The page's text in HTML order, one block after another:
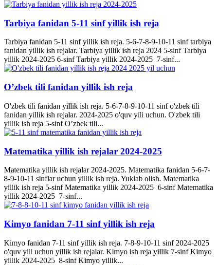
Tarbiya fanidan 5-11 sinf yillik ish reja
Tarbiya fanidan 5-11 sinf yillik ish reja. 5-6-7-8-9-10-11 sinf tarbiya
fanidan yillik ish rejalar. Tarbiya yillik ish reja 2024 5-sinf Tarbiya
yillik 2024-2025 6-sinf Tarbiya yillik 2024-2025 7-sinf...
O’zbek tili fanidan yillik ish reja
O'zbek tili fanidan yillik ish reja. 5-6-7-8-9-10-11 sinf o'zbek tili
fanidan yillik ish rejalar. 2024-2025 o'quv yili uchun. O'zbek tili
yillik ish reja 5-sinf O’zbek tili...
Matematika yillik ish rejalar 2024-2025
Matematika yillik ish rejalar 2024-2025. Matematika fanidan 5-6-7-
8-9-10-11 sinflar uchun yillik ish reja. Yuklab olish. Matematika
yillik ish reja 5-sinf Matematika yillik 2024-2025 6-sinf Matematika
yillik 2024-2025 7-sinf...
Kimyo fanidan 7-11 sinf yillik ish reja
Kimyo fanidan 7-11 sinf yillik ish reja. 7-8-9-10-11 sinf 2024-2025
o'quv yili uchun yillik ish rejalar. Kimyo ish reja yillik 7-sinf Kimyo
yillik 2024-2025 8-sinf Kimyo yillik...